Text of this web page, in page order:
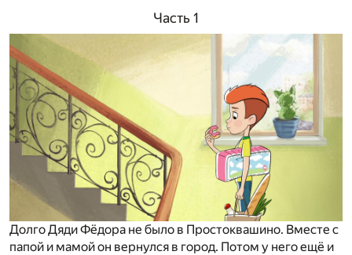
Часть 1
Долго Дяди Фёдора не было в Простоквашино. Вместе с
папой и мамой он вернулся в город. Потом у него ещё и